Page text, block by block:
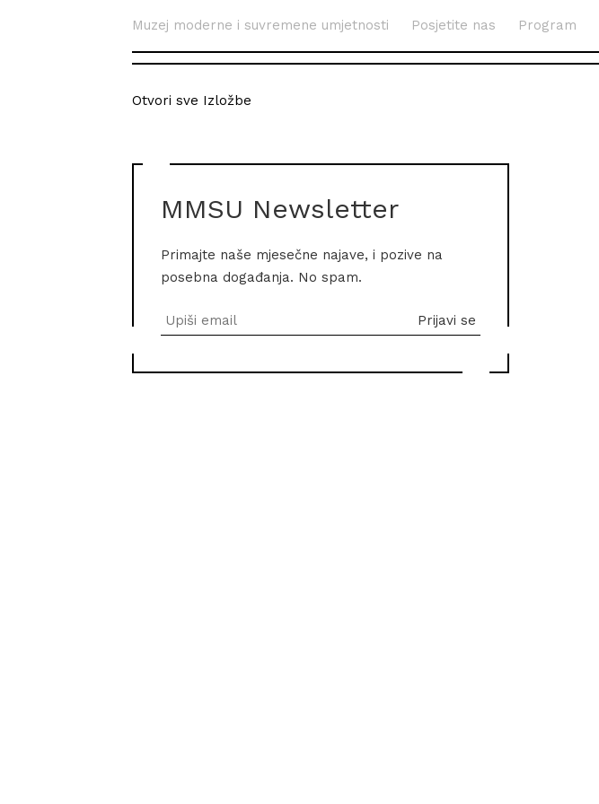
Muzej moderne i suvremene umjetnosti Posjetite nas Program
Otvori sve Izložbe
MMSU Newsletter
Primajte naše mjesečne najave, i pozive na
posebna događanja. No spam.